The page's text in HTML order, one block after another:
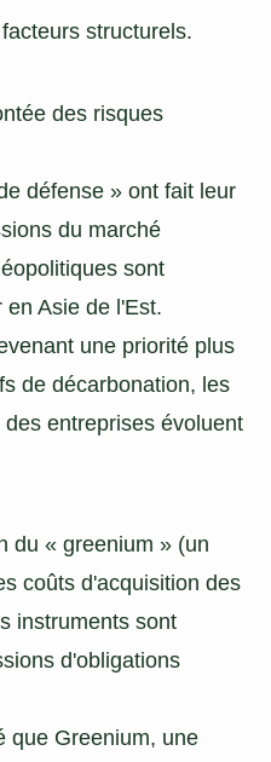
structurels.
des risques
défense » ont fait leur
du marché
sont
Asie de l'Est.
une priorité plus
de décarbonation, les
entreprises évoluent
du « greenium » (un
coûts d'acquisition des
instruments sont
d'obligations
que Greenium, une